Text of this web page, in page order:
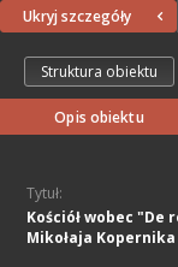
Ukryj szczegóły
Struktura obiektu
Opis obiektu
Tytuł:
Kościół wobec
Mikołaja Kopernika